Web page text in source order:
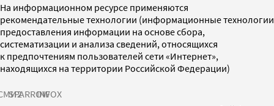
На информационном ресурсе применяются
рекомендательные технологии (информационные технологии
предоставления информации на основе сбора,
систематизации и анализа сведений, относящихся
к предпочтениям пользователей сети «Интернет»,
находящихся на территории Российской Федерации)
SPARROWINFOX